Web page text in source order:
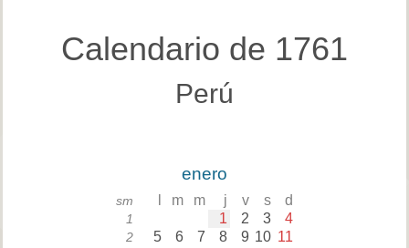
Calendario de 1761
Perú
enero
sm m m j v s d
1 1 2 3 4
2 5 6 7 8 9 10 11